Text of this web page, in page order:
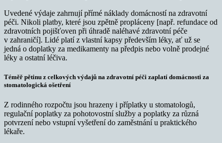
Uvedené výdaje zahrnují přímé náklady domácností na zdravotní
péči. Nikoli platby, které jsou zpětně propláceny [např. refundace od
zdravotních pojišťoven při úhradě naléhavé zdravotní péče
v zahraničí]. Lidé platí z vlastní kapsy především léky, ať už se
jedná o doplatky za medikamenty na předpis nebo volně prodejné
léky a ostatní léčiva.
Téměř pětinu z celkových výdajů na zdravotní péči zaplatí domácnosti za
stomatologická ošetření
Z rodinného rozpočtu jsou hrazeny i příplatky u stomatologů,
regulační poplatky za pohotovostní služby a poplatky za různá
potvrzení nebo vstupní vyšetření do zaměstnání u praktického
lékaře.